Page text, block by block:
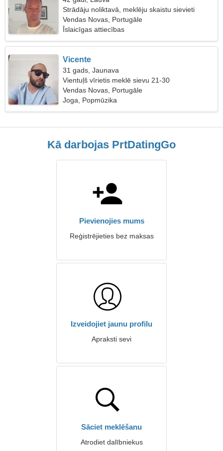
Strādāju noliktavā, meklēju skaistu sievieti
Vendas Novas, Portugāle
Īslaicīgas attiecības
Vicente
31 gads, Jaunava
Vientuļš vīrietis meklē sievu 21-30
Vendas Novas, Portugāle
Joga, Popmūzika
Kā darbojas PrtDatingGo
Pievienojies mums
Reģistrējieties bez maksas
Izveidojiet jaunu profilu
Apraksti sevi
Sāciet meklēšanu
Atrodiet dalībniekus